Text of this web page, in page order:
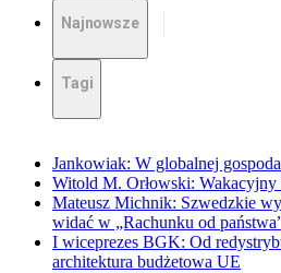
Najnowsze
Tagi
Jankowiak: W globalnej
Witold M. Orłowski: Wakacyjny
Mateusz Michnik: Szwedzkie
widać w „Rachunku od
I wiceprezes BGK: Od
architektura budżetowa UE